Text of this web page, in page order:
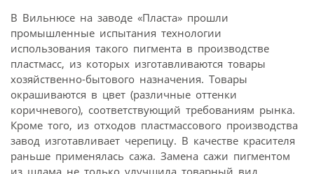
В Вильнюсе на заводе «Пласта» прошли
промышленные испытания технологии
использования такого пигмента в производстве
пластмасс, из которых изготавливаются товары
хозяйственно-бытового назначения. Товары
окрашиваются в цвет (различные оттенки
коричневого), соответствующий требованиям рынка.
Кроме того, из отходов пластмассового производства
завод изготавливает черепицу. В качестве красителя
раньше применялась сажа. Замена сажи пигментом